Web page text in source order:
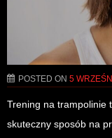
POSTED ON 5
Trening na trampolinie
skuteczny sposób na